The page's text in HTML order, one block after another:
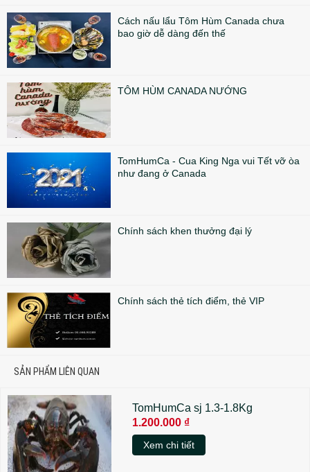
Cách nấu lẩu Tôm Hùm Canada chưa
bao giờ dễ dàng đến thế
TÔM HÙM CANADA NƯỚNG
TomHumCa - Cua King Nga vui Tết vỡ òa
như đang ở Canada
Chính sách khen thưởng đại lý
Chính sách thẻ tích điểm, thẻ VIP
SẢN PHẨM LIÊN QUAN
TomHumCa sj 1.3-1.8Kg
1.200.000 ₫
Xem chi tiết